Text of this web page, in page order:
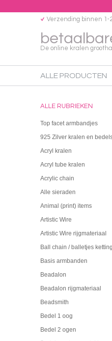
De online kralen
Verzending binnen 1-
ALLE PRODUCTEN
ALLE RUBRIEKEN
Top facet armbandjes
925 Zilver kralen en
Acryl kralen
Acryl tube kralen
Acrylic chain
Alle sieraden
Animal (print) items
Artistic Wire
Artistic Wire rijgmateriaal
Ball chain / balletjes ketting
Basis armbanden
Beadalon
Beadalon rijgmateriaal
Beadsmith
Bedel 1 oog
Bedel 2 ogen